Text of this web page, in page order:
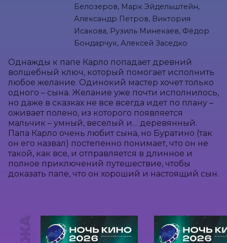
Белозеров, Марк Эйдельштейн,
Александр Петров, Виктория
Исакова, Рузиль Минекаев, Фёдор
Бондарчук, Алексей Заседко
Однажды к папе Карло попадает древний
волшебный ключ, который помогает исполнить
любое желание. Одинокий мастер хочет только
одного – сына. Желание уже почти исполнилось,
но даже в сказках не все всегда идет по плану –
оживает полено, из которого появляется
мальчик – умный, веселый и… деревянный.
Папа Карло очень любит сына, но Буратино (так
он его назвал) постепенно понимает, что он не
такой, как все, и отправляется в длинное и
полное приключений путешествие, чтобы
доказать папе, что он хороший и настоящий сын.